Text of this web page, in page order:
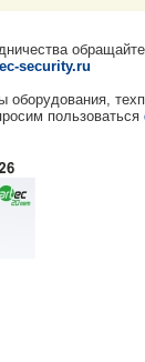
security.ru
оборудования,
пользоваться